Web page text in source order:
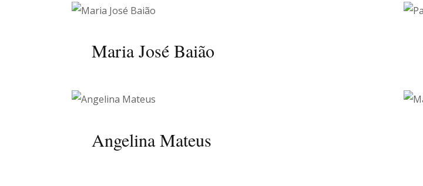
Maria José Baião
Angelina Mateus